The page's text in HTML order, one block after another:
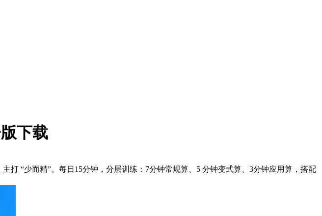
下载
打 “少而精”。每日15分钟，分层训练：7分钟常规算、5 分钟变式算、3分钟应用算，搭配